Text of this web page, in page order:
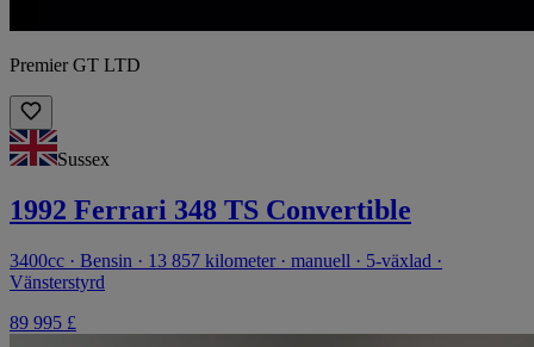
Premier GT LTD
Sussex
1992 Ferrari 348 TS Convertible
3400cc · Bensin · 13 857 kilometer · manuell · 5-växlad ·
Vänsterstyrd
89 995 £